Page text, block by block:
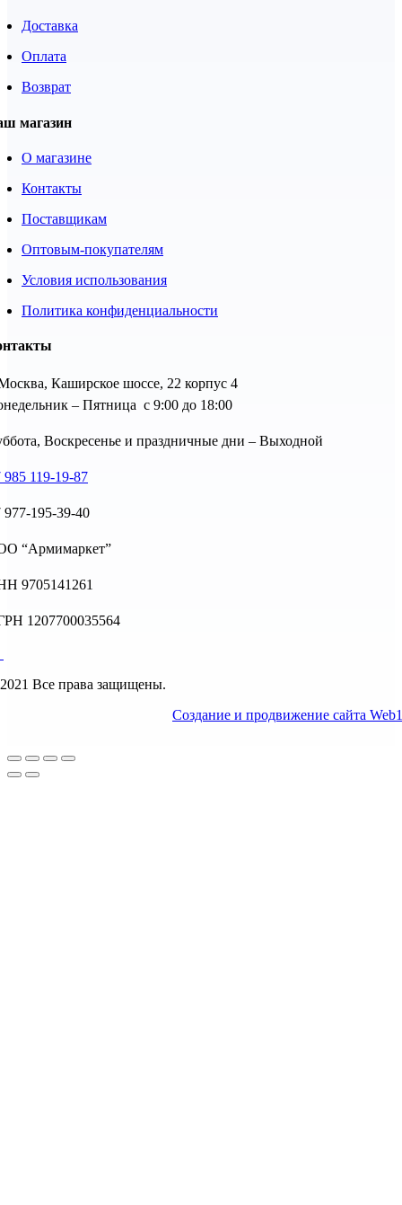
Доставка
Оплата
Возврат
магазин
О магазине
Контакты
Поставщикам
Оптовым-покупателям
Условия использования
Политика конфиденциальности
Каширское шоссе, 22 корпус 4
– Пятница с 9:00 до 18:00
Воскресенье и праздничные дни – Выходной
985 119-19-87
977-195-39-40
“Армимаркет”
9705141261
1207700035564
Все права защищены.
Создание и продвижение сайта